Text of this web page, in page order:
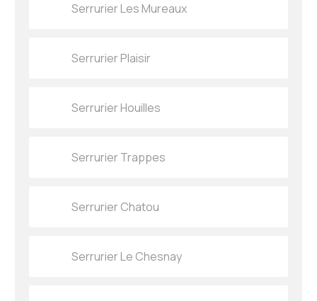
Serrurier Les Mureaux
Serrurier Plaisir
Serrurier Houilles
Serrurier Trappes
Serrurier Chatou
Serrurier Le Chesnay